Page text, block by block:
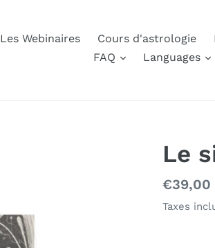
Les Webinaires Cours d'astrologie
FAQ
Languages
Le
Prix
normal
€39,00
Taxes